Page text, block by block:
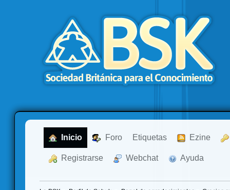
Inicio Foro Etiquetas Ezine
Registrarse Webchat Ayuda